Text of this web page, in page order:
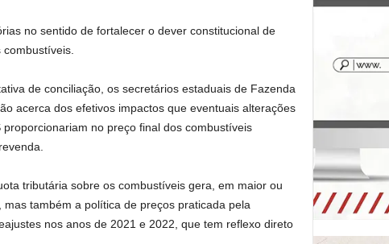
no sentido de fortalecer o dever constitucional de
de conciliação, os secretários estaduais de Fazenda
acerca dos efetivos impactos que eventuais alterações
no preço final dos combustíveis
tributária sobre os combustíveis gera, em maior ou
também a política de preços praticada pela
nos anos de 2021 e 2022, que tem reflexo direto